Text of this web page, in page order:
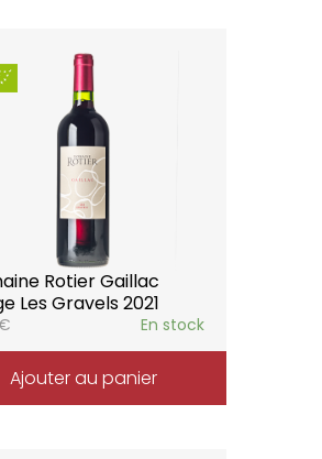
Rotier Gaillac
Les Gravels 2021
En stock
Ajouter au panier